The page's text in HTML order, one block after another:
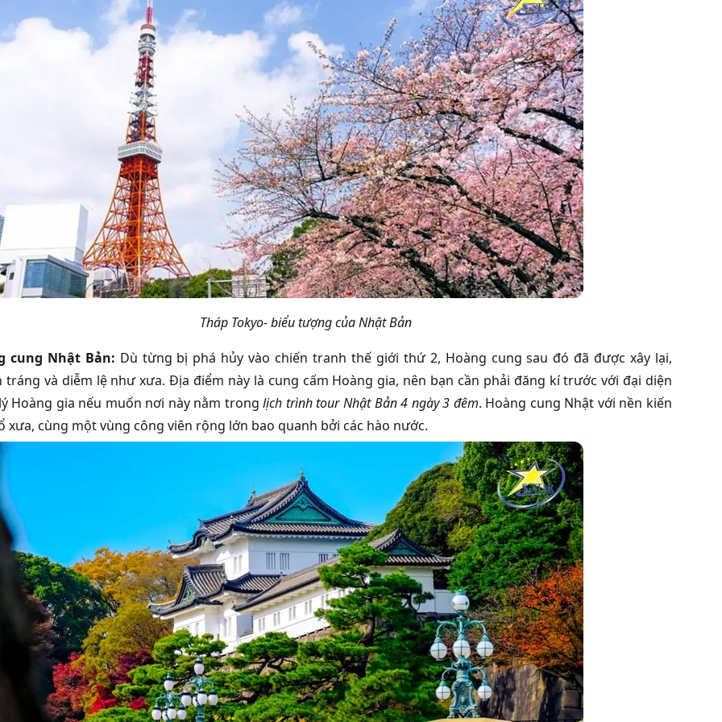
Tháp Tokyo- biểu tượng của Nhật Bản
cung Nhật Bản: Dù từng bị phá hủy vào chiến tranh thế giới thứ 2, Hoàng cung sau đó đã được xây lại,
tráng và diễm lệ như xưa. Địa điểm này là cung cấm Hoàng gia, nên bạn cần phải đăng kí trước với đại diện
Hoàng gia nếu muốn nơi này nằm trong lịch trình tour Nhật Bản 4 ngày 3 đêm. Hoàng cung Nhật với nền kiến
xưa, cùng một vùng công viên rộng lớn bao quanh bởi các hào nước.